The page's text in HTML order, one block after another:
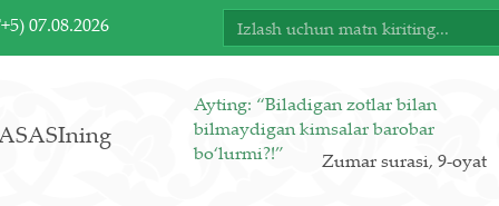
07.08.2026
Ayting: “Biladigan zotlar bilan
bilmaydigan kimsalar barobar
bo‘lurmi?!”
Zumar surasi, 9-oyat